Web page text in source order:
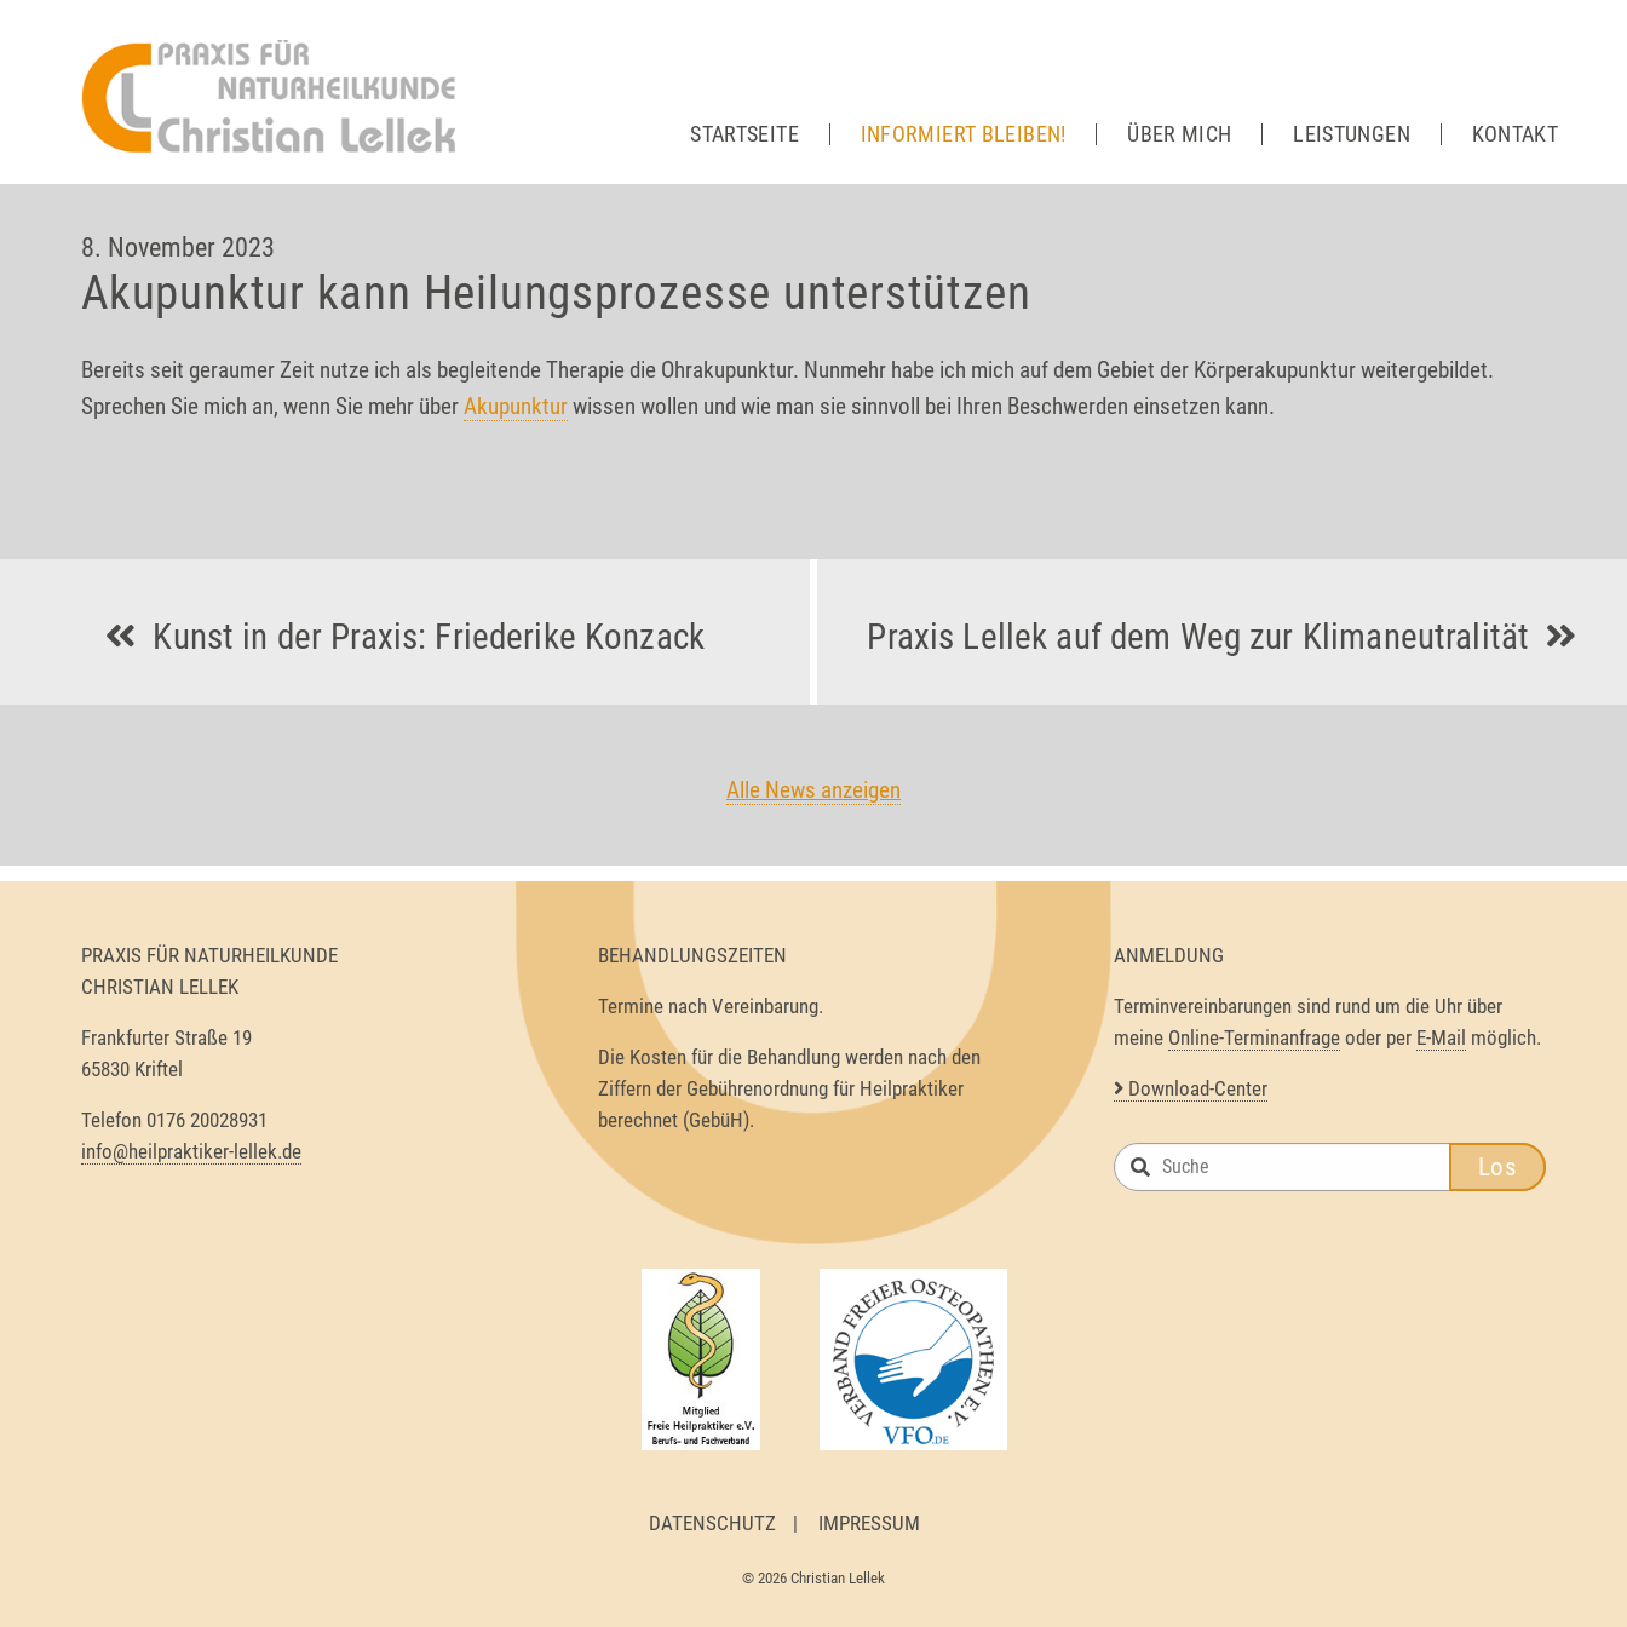
STARTSEITE INFORMIERT BLEIBEN! ÜBER MICH LEISTUNGEN KONTAKT
8. November 2023
Akupunktur kann Heilungsprozesse unterstützen
Bereits seit geraumer Zeit nutze ich als begleitende Therapie die Ohrakupunktur. Nunmehr habe ich mich auf dem Gebiet der Körperakupunktur weitergebildet.
Sprechen Sie mich an, wenn Sie mehr überAkupunkturwissen wollen und wie man sie sinnvoll bei Ihren Beschwerden einsetzen kann.
Kunst in der Praxis: Friederike Konzack Praxis Lellek auf dem Weg zur Klimaneutralität
Alle News anzeigen
PRAXIS FÜR NATURHEILKUNDE
CHRISTIAN LELLEK
Frankfurter Straße 19
65830 Kriftel
Telefon 0176 20028931
info@heilpraktiker-lellek.de
BEHANDLUNGSZEITEN
Termine nach Vereinbarung.
Die Kosten für die Behandlung werden nach den
Ziffern der Gebührenordnung für Heilpraktiker
berechnet (GebüH).
ANMELDUNG
Terminvereinbarungen sind rund um die Uhr über
meine Online-Terminanfrage oder per E-Mail möglich.
Download-Center
Los
DATENSCHUTZ IMPRESSUM
© 2026 Christian Lellek